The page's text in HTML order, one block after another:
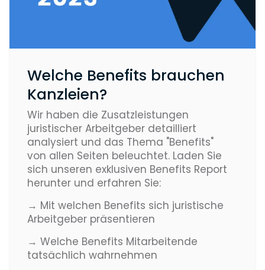
Welche Benefits brauchen
Kanzleien?
Wir haben die Zusatzleistungen
juristischer Arbeitgeber detailliert
analysiert und das Thema "Benefits"
von allen Seiten beleuchtet. Laden Sie
sich unseren exklusiven Benefits Report
herunter und erfahren Sie:
→ Mit welchen Benefits sich juristische
Arbeitgeber präsentieren
→ Welche Benefits Mitarbeitende
tatsächlich wahrnehmen